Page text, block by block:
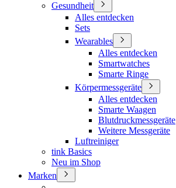
Gesundheit
Alles entdecken
Sets
Wearables
Alles entdecken
Smartwatches
Smarte Ringe
Körpermessgeräte
Alles entdecken
Smarte Waagen
Blutdruckmessgeräte
Weitere Messgeräte
Luftreiniger
tink Basics
Neu im Shop
Marken